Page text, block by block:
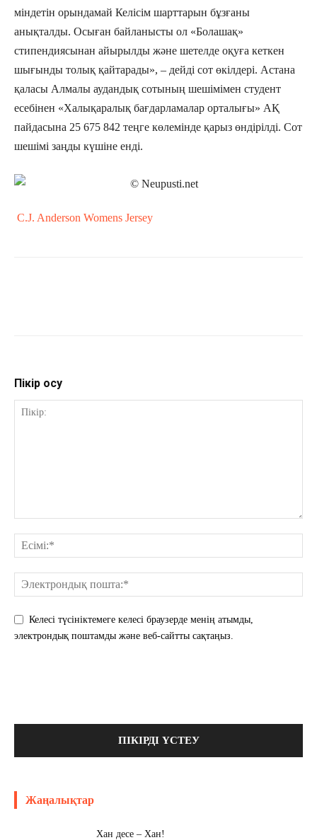
міндетін орындамай Келісім шарттарын бұзғаны
анықталды. Осыған байланысты ол «Болашақ»
стипендиясынан айырылды және шетелде оқуға кеткен
шығынды толық қайтарады», – дейді сот өкілдері. Астана
қаласы Алмалы аудандық сотының шешімімен студент
есебінен «Халықаралық бағдарламалар орталығы» АҚ
пайдасына 25 675 842 теңге көлемінде қарыз өндірілді. Сот
шешімі заңды күшіне енді.
C.J. Anderson Womens Jersey
Пікір қосу
Келесі түсініктемеге келесі браузерде менің атымды,
электрондық поштамды және веб-сайтты сақтаңыз.
Жаңалықтар
Хан десе – Хан!